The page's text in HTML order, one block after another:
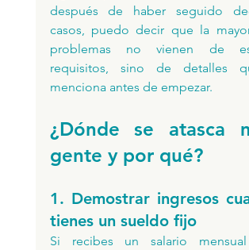
después de haber seguido
casos, puedo decir que la
problemas no vienen de
requisitos, sino de detalles
menciona antes de empezar.
¿Dónde se atasca
gente y por qué?
1. Demostrar ingresos
tienes un sueldo fijo
Si recibes un salario